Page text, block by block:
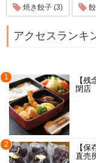
焼き餃子 (3)
アクセスランキ
1
【
閉店
2
【
直売